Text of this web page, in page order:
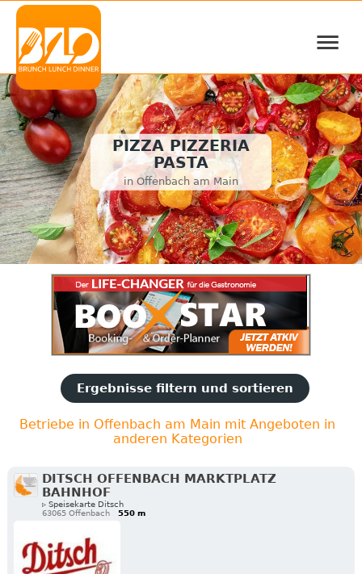
≡
PIZZA PIZZERIA
PASTA
in Offenbach am Main
Ergebnisse filtern und sortieren
Betriebe in Offenbach am Main mit Angeboten in
anderen Kategorien
DITSCH OFFENBACH MARKTPLATZ
BAHNHOF
▹ Speisekarte Ditsch
63065 Offenbach
550 m